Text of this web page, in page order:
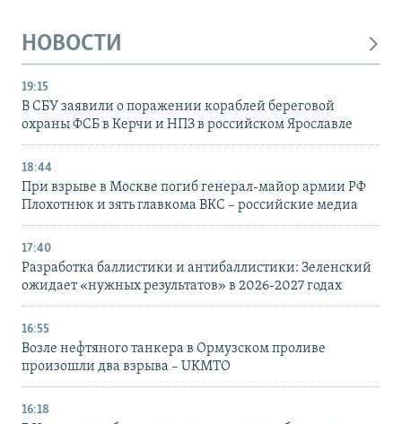
НОВОСТИ
19:15
В СБУ заявили о поражении кораблей береговой
охраны ФСБ в Керчи и НПЗ в российском Ярославле
18:44
При взрыве в Москве погиб генерал-майор армии РФ
Плохотнюк и зять главкома ВКС – российские медиа
17:40
Разработка баллистики и антибаллистики: Зеленский
ожидает «нужных результатов» в 2026-2027 годах
16:55
Возле нефтяного танкера в Ормузском проливе
произошли два взрыва – UKMTO
16:18